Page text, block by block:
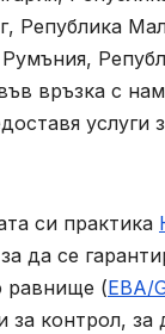
Република
връзка с
услуги
си практика
да се
равнище (EBA/
контрол, за